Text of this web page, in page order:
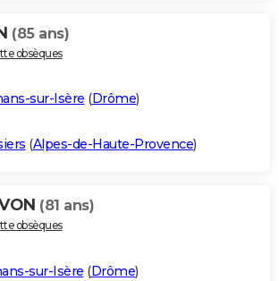
(85 ans)
obsèques
sur-Isère (Drôme)
(Alpes-de-Haute-Provence)
(81 ans)
obsèques
sur-Isère (Drôme)